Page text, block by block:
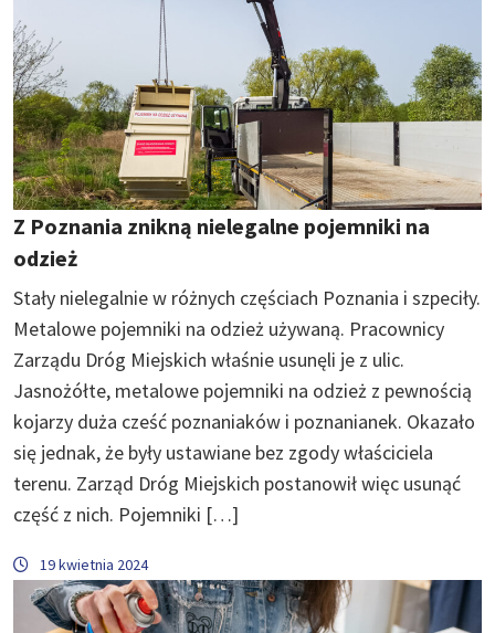
Z Poznania znikną nielegalne pojemniki na
odzież
Stały nielegalnie w różnych częściach Poznania i szpeciły.
Metalowe pojemniki na odzież używaną. Pracownicy
Zarządu Dróg Miejskich właśnie usunęli je z ulic.
Jasnożółte, metalowe pojemniki na odzież z pewnością
kojarzy duża cześć poznaniaków i poznanianek. Okazało
się jednak, że były ustawiane bez zgody właściciela
terenu. Zarząd Dróg Miejskich postanowił więc usunąć
część z nich. Pojemniki […]
19 kwietnia 2024